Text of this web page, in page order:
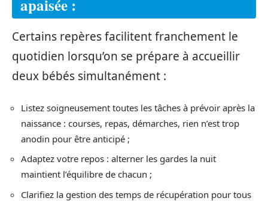
apaisée :
Certains repères facilitent franchement le
quotidien lorsqu’on se prépare à accueillir
deux bébés simultanément :
Listez soigneusement toutes les tâches à prévoir après la
naissance : courses, repas, démarches, rien n’est trop
anodin pour être anticipé ;
Adaptez votre repos : alterner les gardes la nuit
maintient l’équilibre de chacun ;
Clarifiez la gestion des temps de récupération pour tous